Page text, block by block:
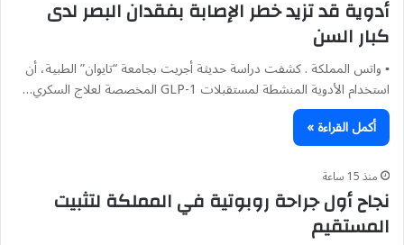
أدوية قد تزيد خطر الإصابة بفقدان البصر لدى
كبار السن
▪︎ واتس المملكة . كشفت دراسة حديثة أجريت بجامعة “تايوان” الطبية، أن
استخدام الأدوية المنشطة لمستقبلات GLP-1 المخصصة لعلاج السكري…
أكمل القراءة »
منذ 15 ساعة
نجاح أول جراحة روبوتية في المملكة لتثبيت
المستقيم